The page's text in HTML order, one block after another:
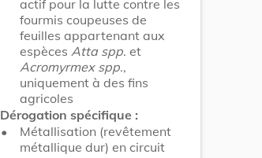
actif pour la lutte contre les
fourmis coupeuses de
feuilles appartenant aux
espèces Atta spp. et
Acromyrmex spp.,
uniquement à des fins
agricoles
Dérogation spécifique :
•
Métallisation (revêtement
métallique dur) en circuit